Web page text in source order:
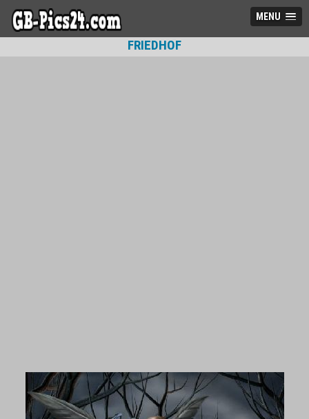
MENU
FRIEDHOF